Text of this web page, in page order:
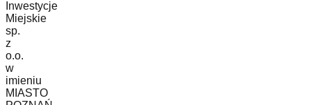
Inwestycje
Miejskie
sp.
z
o.o.
w
imieniu
MIASTO